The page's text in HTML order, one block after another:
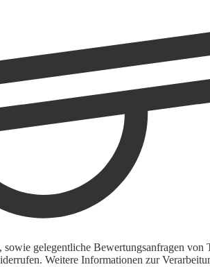
gelegentliche Bewertungsanfragen
Weitere Informationen zur